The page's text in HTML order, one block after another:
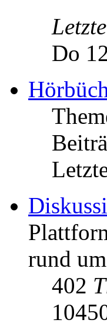
Do
rund
402